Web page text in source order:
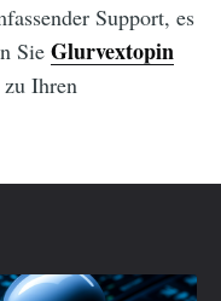
Support, es
Sie Glurvextopin
Ihren